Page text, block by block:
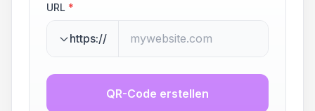
URL *
https://
QR-Code erstellen